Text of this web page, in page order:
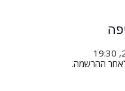
לאחר ההרשמה.